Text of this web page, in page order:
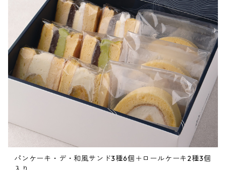
パンケーキ・デ・和風サンド3種6個＋ロールケーキ2種3個